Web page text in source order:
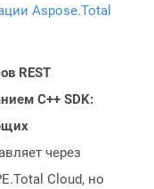
Aspose.Total
REST
C++ SDK:
через
Cloud, но